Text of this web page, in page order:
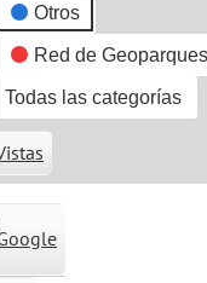
Otros
Red de Geoparques
Todas las categorías